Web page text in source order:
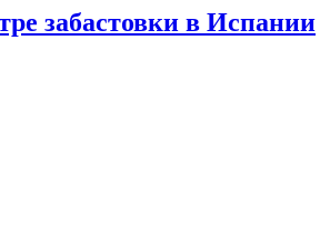
забастовки в Испании